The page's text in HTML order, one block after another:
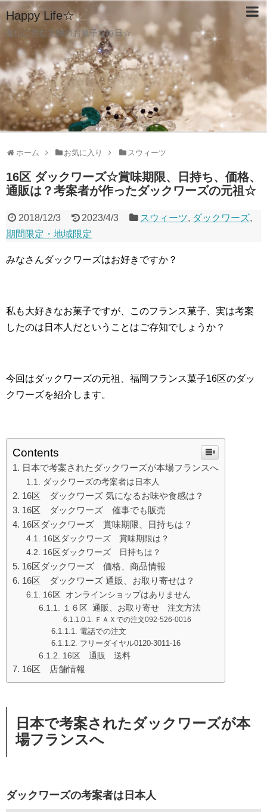
Happy Life☆
葉山に住む主婦のお菓子な毎日☆
ホーム お気に入り スウィーツ
16区 ダックワーズ☆賞味期限、日持ち、価格、
通販は？考案者が作ったダックワーズの元祖☆
2018/12/3 2023/4/3 スウィーツ, ダックワーズ,
期間限定・地域限定
みなさんダックワーズはお好きですか？
私も大好きなお菓子ですが、
このフランス菓子、実は考案
したのは日本人だということはご存知でしょうか？
今回はダックワーズの元祖、福岡フランス菓子16区のダッ
クワーズを紹介します。
Contents
日本で考案されたダックワーズが本場フランスへ
ダックワーズの考案者は日本人
16区 ダックワーズ 気になるお味や食感は？
16区 ダックワーズ 催事でも販売
16区ダックワーズ 賞味期限、日持ちは？
16区ダックワーズ 賞味期限は？
16区ダックワーズ 日持ちは？
16区ダックワーズ 価格、商品情報
16区 ダックワーズ 通販、お取り寄せは？
16区 オンラインショップはありません
１６区 通販、お取り寄せ 注文方法
ＦＡＸでの注文092-526-0016
電話での注文
フリーダイヤル0120-3011-16
16区 通販 送料
16区 店舗情報
日本で考案されたダックワーズが本
場フランスへ
ダックワーズの考案者は日本人